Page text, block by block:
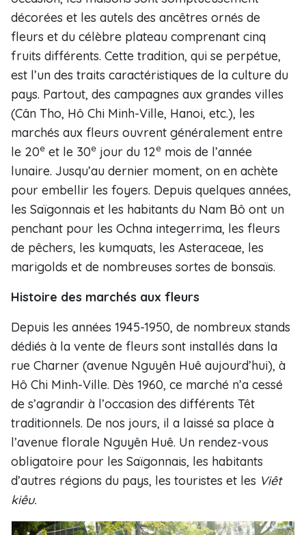
décorées et les autels des ancêtres ornés de
fleurs et du célèbre plateau comprenant cinq
fruits différents. Cette tradition, qui se perpétue,
est l’un des traits caractéristiques de la culture du
pays. Partout, des campagnes aux grandes villes
(Cân Tho, Hô Chi Minh-Ville, Hanoi, etc.), les
marchés aux fleurs ouvrent généralement entre
le 20e et le 30e jour du 12e mois de l’année
lunaire. Jusqu’au dernier moment, on en achète
pour embellir les foyers. Depuis quelques années,
les Saïgonnais et les habitants du Nam Bô ont un
penchant pour les Ochna integerrima, les fleurs
de pêchers, les kumquats, les Asteraceae, les
marigolds et de nombreuses sortes de bonsaïs.
Histoire des marchés aux fleurs
Depuis les années 1945-1950, de nombreux stands
dédiés à la vente de fleurs sont installés dans la
rue Charner (avenue Nguyên Huê aujourd’hui), à
Hô Chi Minh-Ville. Dès 1960, ce marché n’a cessé
de s’agrandir à l’occasion des différents Têt
traditionnels. De nos jours, il a laissé sa place à
l’avenue florale Nguyên Huê. Un rendez-vous
obligatoire pour les Saïgonnais, les habitants
d’autres régions du pays, les touristes et les Viêt
kiêu.